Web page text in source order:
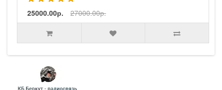
25000.00р. 27000.00р.